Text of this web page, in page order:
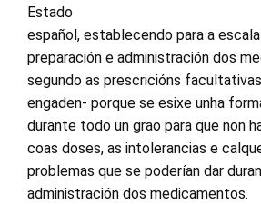
Estado
español, establecendo para a
preparación e administración dos
segundo as prescricións
engaden- porque se esixe unha
durante todo un grao para que non
coas doses, as intolerancias e
problemas que se poderían dar
administración dos medicamentos.